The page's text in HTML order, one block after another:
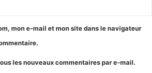
mon e-mail et mon site dans le navigateur
les nouveaux commentaires par e-mail.